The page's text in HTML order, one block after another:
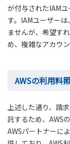
が付与されたIAM
す。IAMユーザー
ませんが、希望す
め、複雑なアカウ
AWSの利用料
上述した通り、請
託するため、AWS
AWSパートナーに